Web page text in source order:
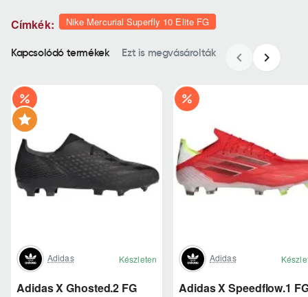
Címkék: Nike Mercurial Superfly 10 Elite FG
Kapcsolódó termékek Ezt is megvásárolták
Adidas Készleten
Adidas X Ghosted.2 FG
Adidas
Adidas X Speedflow.1